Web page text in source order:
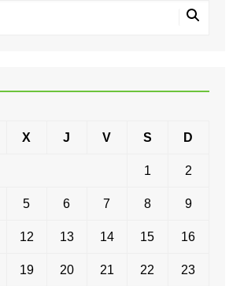
X J V S D
1 2
5 6 7 8 9
12 13 14 15 16
19 20 21 22 23